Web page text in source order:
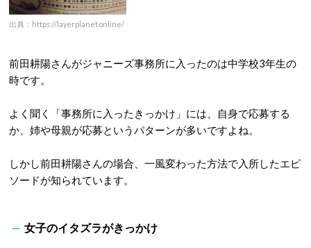
出典：https://layerplanet.online/
前田耕陽さんがジャニーズ事務所に入ったのは中学校3年生の
時です。
よく聞く「事務所に入ったきっかけ」には、自身で応募する
か、姉や母親が応募というパターンが多いですよね。
しかし前田耕陽さんの場合、一風変わった方法で入所したエピ
ソードが知られています。
女子のイタズラがきっかけ